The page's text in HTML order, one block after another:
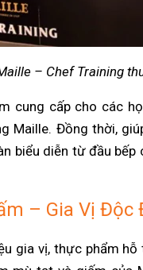
– Chef Training
cung cấp cho các
Maille. Đồng thời,
biểu diễn từ đầu bếp
– Gia Vị
gia vị, thực phẩm